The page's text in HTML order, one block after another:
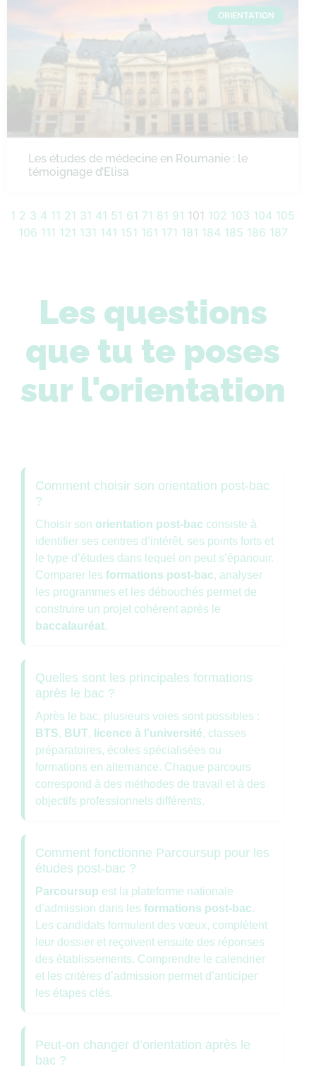
ORIENTATION
Les études de médecine en Roumanie : le
témoignage d’Elisa
1 2 3 4 11 21 31 41 51 61 71 81 91 101 102 103 104 105
106 111 121 131 141 151 161 171 181 184 185 186 187
Les questions
que tu te poses
sur l'orientation
Comment choisir son orientation post-bac
?
Choisir son orientation post-bac consiste à
identifier ses centres d’intérêt, ses points forts et
le type d’études dans lequel on peut s’épanouir.
Comparer les formations post-bac, analyser
les programmes et les débouchés permet de
construire un projet cohérent après le
baccalauréat.
Quelles sont les principales formations
après le bac ?
Après le bac, plusieurs voies sont possibles :
BTS, BUT, licence à l’université, classes
préparatoires, écoles spécialisées ou
formations en alternance. Chaque parcours
correspond à des méthodes de travail et à des
objectifs professionnels différents.
Comment fonctionne Parcoursup pour les
études post-bac ?
Parcoursup est la plateforme nationale
d’admission dans les formations post-bac.
Les candidats formulent des vœux, complètent
leur dossier et reçoivent ensuite des réponses
des établissements. Comprendre le calendrier
et les critères d’admission permet d’anticiper
les étapes clés.
Peut-on changer d’orientation après le
bac ?